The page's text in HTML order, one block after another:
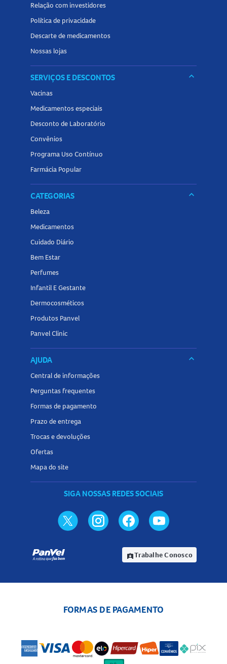
Relação com investidores
Política de privacidade
Descarte de medicamentos
Nossas lojas
SERVIÇOS E DESCONTOS keyboard_arrow_down
Vacinas
Medicamentos especiais
Desconto de Laboratório
Convênios
Programa Uso Contínuo
Farmácia Popular
CATEGORIAS keyboard_arrow_down
Beleza
Medicamentos
Cuidado Diário
Bem Estar
Perfumes
Infantil E Gestante
Dermocosméticos
Produtos Panvel
Panvel Clinic
AJUDA keyboard_arrow_down
Central de informações
Perguntas frequentes
Formas de pagamento
Prazo de entrega
Trocas e devoluções
Ofertas
Mapa do site
SIGA NOSSAS REDES SOCIAIS
assignment_indTrabalhe Conosco
FORMAS DE PAGAMENTO